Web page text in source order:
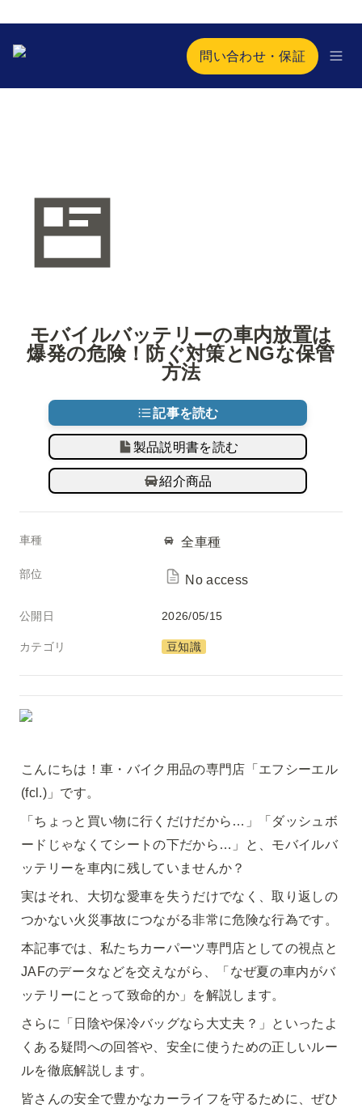
問い合わせ・保証
モバイルバッテリーの車内放置は
爆発の危険！防ぐ対策とNGな保管
方法
記事を読む
製品説明書を読む
紹介商品
車種 全車種
部位 No access
公開日 2026/05/15
カテゴリ 豆知識
こんにちは！車・バイク用品の専門店「エフシーエル
(fcl.)」です。
「ちょっと買い物に行くだけだから…」「ダッシュボ
ードじゃなくてシートの下だから…」と、モバイルバ
ッテリーを車内に残していませんか？
実はそれ、大切な愛車を失うだけでなく、取り返しの
つかない火災事故につながる非常に危険な行為です。
本記事では、私たちカーパーツ専門店としての視点と
JAFのデータなどを交えながら、「なぜ夏の車内がバ
ッテリーにとって致命的か」を解説します。
さらに「日陰や保冷バッグなら大丈夫？」といったよ
くある疑問への回答や、安全に使うための正しいルー
ルを徹底解説します。
皆さんの安全で豊かなカーライフを守るために、ぜひ